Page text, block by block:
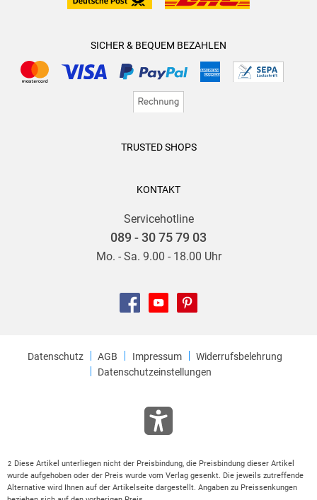
SICHER & BEQUEM BEZAHLEN
TRUSTED SHOPS
KONTAKT
Servicehotline
089 - 30 75 79 03
Mo. - Sa. 9.00 - 18.00 Uhr
Datenschutz AGB Impressum
Widerrufsbelehrung
Datenschutzeinstellungen
2
Diese Artikel unterliegen nicht der Preisbindung, die Preisbindung dieser Artikel
wurde aufgehoben oder der Preis wurde vom Verlag gesenkt. Die jeweils zutreffende
Alternative wird Ihnen auf der Artikelseite dargestellt. Angaben zu Preissenkungen